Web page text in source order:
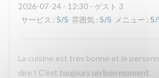
2026-07-24 - 12:30 - ゲスト 3
サービス : 5/5 雰囲気 : 5/5 メニュー : 5/
La cuisine est très bonne et le
dire ! C'est toujours un bon moment.